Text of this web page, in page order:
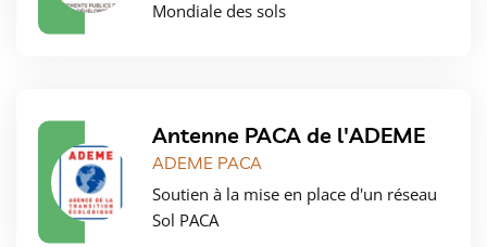
Mondiale des sols
Antenne PACA de l'ADEME
ADEME PACA
Soutien à la mise en place d'un réseau
Sol PACA